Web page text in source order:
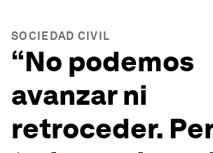
SOCIEDAD CIVIL
“No podemos
avanzar ni
retroceder.